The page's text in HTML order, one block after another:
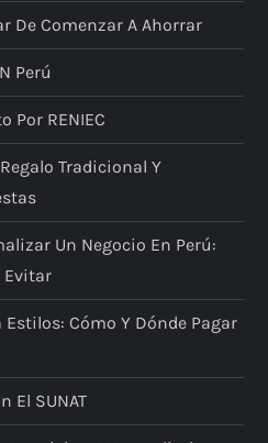
De Comenzar A Ahorrar
Perú
Por RENIEC
Tradicional Y
Un Negocio En Perú:
Evitar
Cómo Y Dónde Pagar
El SUNAT